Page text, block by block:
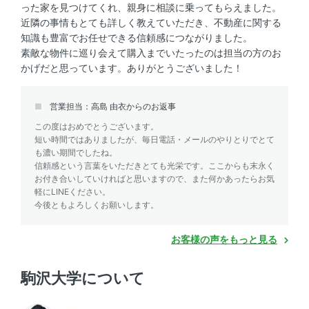
った家を見つけてくれ、親身に相談に乗ってもらえました。
近隣の事情もとても詳しく教えていただき、不動産に関する
知識も豊富でお任せできる信頼感につながりました。
素敵な物件に巡り会えて購入までいたったのは担当の方のお
かげだと思っています。ありがとうございました！
営業担当：高島 由衣からのお返事
この度はおめでとうございます。
短い時間ではありましたが、毎日電話・メールのやりとりでとて
も濃い期間でしたね。
信頼感という言葉をいただきとても光栄です。ここからも末永く
お付き合いしていければと思いますので、また何かあったらお気
軽にLINEください。
今後ともよろしくお願いします。
お客様の声をもっと見る
駒沢大学について